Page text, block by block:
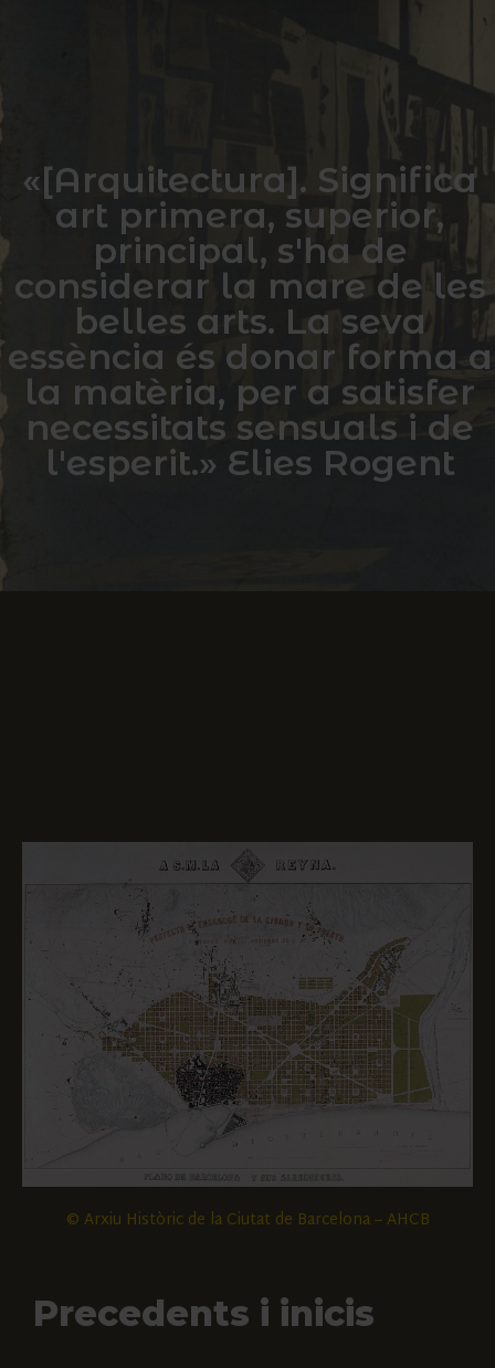
«[Arquitectura]. Significa
art primera, superior,
principal, s'ha de
considerar la mare de les
belles arts. La seva
essència és donar forma a
la matèria, per a satisfer
necessitats sensuals i de
l'esperit.» Elies Rogent
Precedents i inicis
© Arxiu Històric de la Ciutat de Barcelona – AHCB